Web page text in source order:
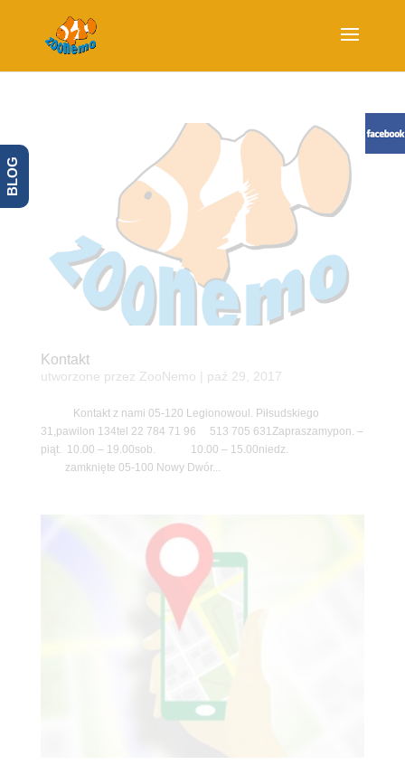
Kontakt
utworzone przez ZooNemo paź 29, 2017
Kontakt z nami 05-120 Legionowoul. Piłsudskiego
31,pawilon 134tel 22 784 71 96 513 705 631Zapraszamypon. –
piąt. 10.00 – 19.00sob. 10.00 – 15.00niedz.
zamknięte 05-100 Nowy Dwór...
BLOG